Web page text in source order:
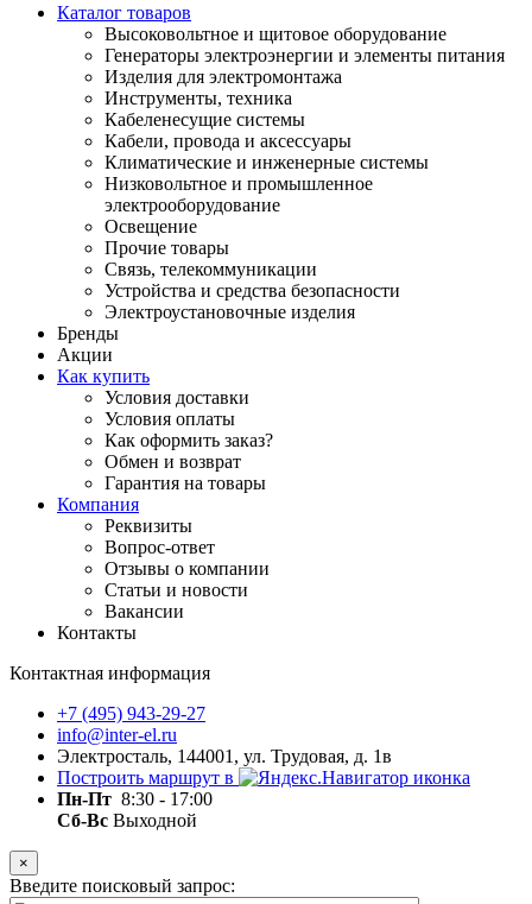
Каталог товаров
Высоковольтное и щитовое оборудование
Генераторы электроэнергии и элементы питания
Изделия для электромонтажа
Инструменты, техника
Кабеленесущие системы
Кабели, провода и аксессуары
Климатические и инженерные системы
Низковольтное и промышленное
электрооборудование
Освещение
Прочие товары
Связь, телекоммуникации
Устройства и средства безопасности
Электроустановочные изделия
Бренды
Акции
Как купить
Условия доставки
Условия оплаты
Как оформить заказ?
Обмен и возврат
Гарантия на товары
Компания
Реквизиты
Вопрос-ответ
Отзывы о компании
Статьи и новости
Вакансии
Контакты
Контактная информация
+7 (495) 943-29-27
info@inter-el.ru
Электросталь, 144001, ул. Трудовая, д. 1в
Построить маршрут в
Пн-Пт 8:30 - 17:00
Сб-Вс Выходной
×
Введите поисковый запрос: